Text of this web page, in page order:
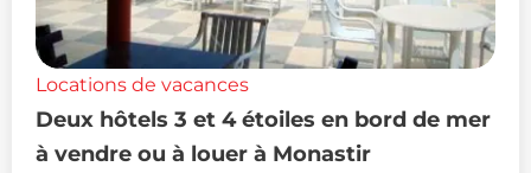
Locations de vacances
Deux hôtels 3 et 4 étoiles en bord de mer
à vendre ou à louer à Monastir